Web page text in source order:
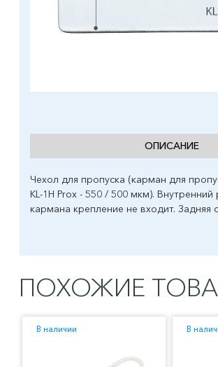
ОПИСАНИЕ
Чехол для пропуска (карман для
KL-1H Prox - 550 / 500 мкм).
кармана крепление не входит.
ПОХОЖИЕ
В наличии В